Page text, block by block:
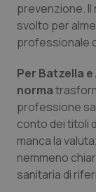
Toscana
Valle
Veneto
Obesità
prevenzione. Il
svolto per
professionale
Per Batzella
norma
professione
conto dei titoli
manca la
nemmeno
sanitaria di